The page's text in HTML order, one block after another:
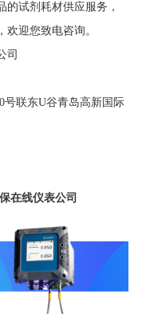
试剂耗材供应服务，
迎您致电咨询。
司
联东U谷青岛高新国际
在线仪表公司